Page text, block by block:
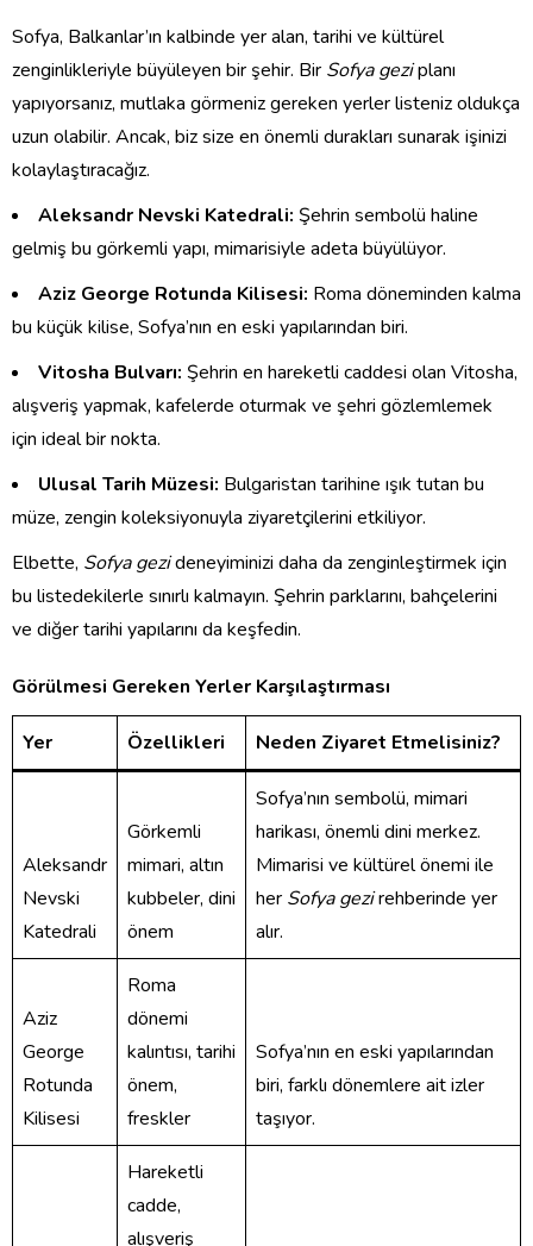
Sofya, Balkanlar’ın kalbinde yer alan, tarihi ve kültürel
zenginlikleriyle büyüleyen bir şehir. Bir Sofya geziplanı
yapıyorsanız, mutlaka görmeniz gereken yerler listeniz oldukça
uzun olabilir. Ancak, biz size en önemli durakları sunarak işinizi
kolaylaştıracağız.
Aleksandr Nevski Katedrali: Şehrin sembolü haline
gelmiş bu görkemli yapı, mimarisiyle adeta büyülüyor.
Aziz George Rotunda Kilisesi: Roma döneminden kalma
bu küçük kilise, Sofya’nın en eski yapılarından biri.
Vitosha Bulvarı: Şehrin en hareketli caddesi olan Vitosha,
alışveriş yapmak, kafelerde oturmak ve şehri gözlemlemek
için ideal bir nokta.
Ulusal Tarih Müzesi: Bulgaristan tarihine ışık tutan bu
müze, zengin koleksiyonuyla ziyaretçilerini etkiliyor.
Elbette, Sofya gezideneyiminizi daha da zenginleştirmek için
bu listedekilerle sınırlı kalmayın. Şehrin parklarını, bahçelerini
ve diğer tarihi yapılarını da keşfedin.
Görülmesi Gereken Yerler Karşılaştırması
Yer Özellikleri Neden Ziyaret Etmelisiniz?
Aleksandr
Nevski
Katedrali
Görkemli
mimari, altın
kubbeler, dini
önem
Sofya’nın sembolü, mimari
harikası, önemli dini merkez.
Mimarisi ve kültürel önemi ile
her Sofya gezirehberinde yer
alır.
Aziz
George
Rotunda
Kilisesi
Roma
dönemi
kalıntısı, tarihi
önem,
freskler
Sofya’nın en eski yapılarından
biri, farklı dönemlere ait izler
taşıyor.
Hareketli
cadde,
alışveriş